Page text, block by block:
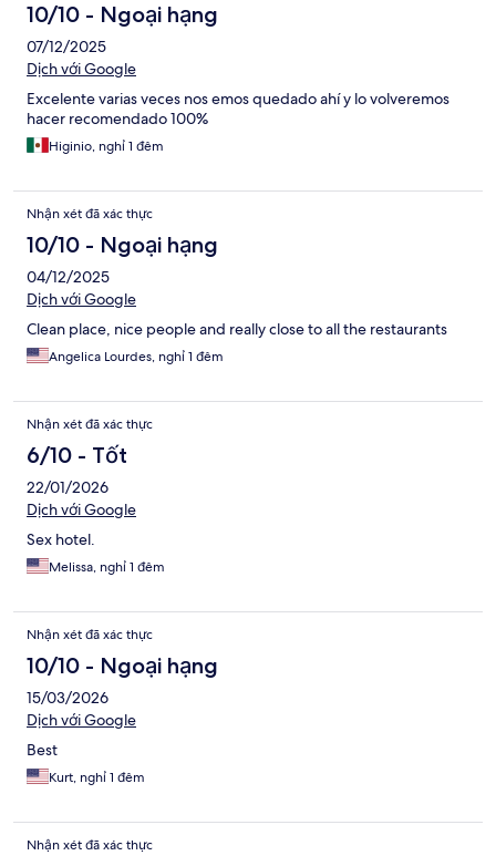
10/10 - Ngoại hạng
07/12/2025
Dịch với Google
Excelente varias veces nos emos quedado ahí y lo volveremos
hacer recomendado 100%
Higinio, nghỉ 1 đêm
Nhận xét đã xác thực
10/10 - Ngoại hạng
04/12/2025
Dịch với Google
Clean place, nice people and really close to all the restaurants
Angelica Lourdes, nghỉ 1 đêm
Nhận xét đã xác thực
6/10 - Tốt
22/01/2026
Dịch với Google
Sex hotel.
Melissa, nghỉ 1 đêm
Nhận xét đã xác thực
10/10 - Ngoại hạng
15/03/2026
Dịch với Google
Best
Kurt, nghỉ 1 đêm
Nhận xét đã xác thực